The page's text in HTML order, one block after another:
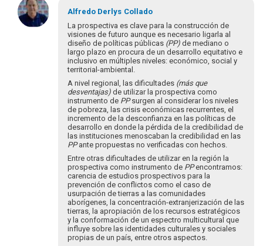
Leyes
respuesta
a
Pablo,
muchas
gracias
por…
por
María
del
Pila…
Alfredo Derlys Collado
La prospectiva es clave para la construcción de
visiones de futuro aunque es necesario ligarla al
diseño de políticas públicas (PP)de mediano o
largo plazo en procura de un desarrollo equitativo e
inclusivo en múltiples niveles: económico, social y
territorial-ambiental.
A nivel regional, las dificultades (más que
desventajas)de utilizar la prospectiva como
instrumento de PPsurgen al considerar los niveles
de pobreza, las crisis económicas recurrentes, el
incremento de la desconfianza en las políticas de
desarrollo en donde la pérdida de la credibilidad de
las instituciones menoscaban la credibilidad en las
PPante propuestas no verificadas con hechos.
Entre otras dificultades de utilizar en la región la
prospectiva como instrumento de PPencontramos:
carencia de estudios prospectivos para la
prevención de conflictos como el caso de
usurpación de tierras a las comunidades
aborígenes, la concentración-extranjerización de las
tierras, la apropiación de los recursos estratégicos
y la conformación de un espectro multicultural que
influye sobre las identidades culturales y sociales
propias de un país, entre otros aspectos.